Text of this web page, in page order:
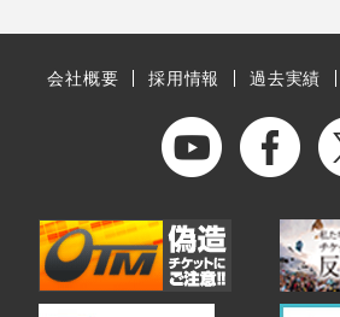
会社概要 採用情報 過去実績